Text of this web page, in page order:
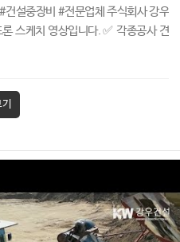
설중장비 #전문업체 주식회사 강우
스케치 영상입니다. ✅ 각종공사 견